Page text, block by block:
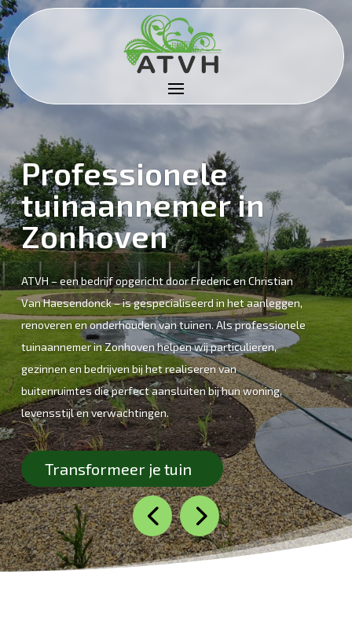
Professionele
tuinaannemer in
Zonhoven
ATVH – een bedrijf opgericht door Frederic en Christian
Van Haesendonck – is gespecialiseerd in het aanleggen,
renoveren en onderhouden van tuinen. Als professionele
tuinaannemer in Zonhoven helpen wij particulieren,
gezinnen en bedrijven bij het realiseren van
buitenruimtes die perfect aansluiten bij hun woning,
levensstijl en verwachtingen.
Transformeer je tuin